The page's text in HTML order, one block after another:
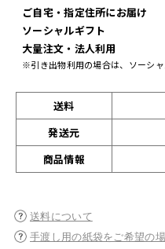
ご自宅・指定住所にお届け
ソーシャルギフト
大量注文・法人利用
※引き出物利用の場合は、ソーシャ
送料
発送元
商品情報
送料について
手渡し用の紙袋をご希望の